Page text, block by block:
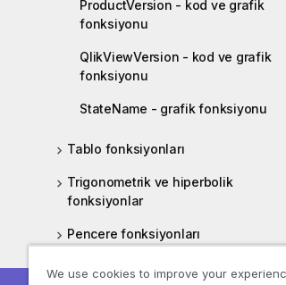
ProductVersion - kod ve grafik
fonksiyonu
QlikViewVersion - kod ve grafik
fonksiyonu
StateName - grafik fonksiyonu
Tablo fonksiyonları
Trigonometrik ve hiperbolik
fonksiyonlar
Pencere fonksiyonları
Güvenlik
We use cookies to improve your